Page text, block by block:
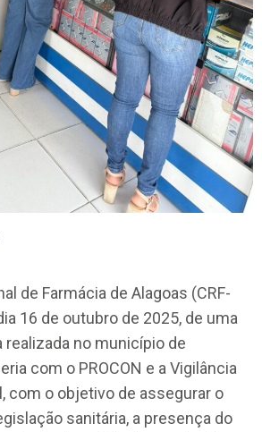
de Farmácia de Alagoas (CRF-
16 de outubro de 2025, de uma
no município de
com o PROCON e a Vigilância
com o objetivo de assegurar o
sanitária, a presença do